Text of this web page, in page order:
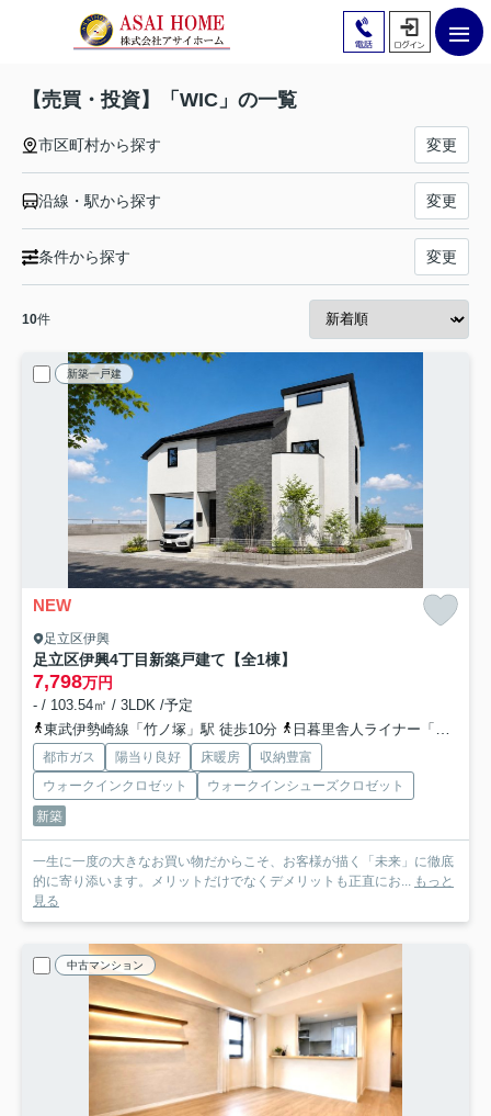
【売買・投資】「WIC」の一覧
市区町村から探す 変更
沿線・駅から探す 変更
条件から探す 変更
10件
新築一戸建
NEW
足立区伊興
足立区伊興4丁目新築戸建て【全1棟】
7,798万円
- / 103.54㎡ / 3LDK /予定
東武伊勢崎線「竹ノ塚」駅 徒歩10分
日暮里舎人ライナー「舎人公園」駅 徒歩18分
都市ガス 陽当り良好 床暖房
収納豊富
ウォークインクロゼット
ウォークインシューズクロゼット
新築
一生に一度の大きなお買い物だからこそ、お客様が描く「未来」に徹底
的に寄り添います。メリットだけでなくデメリットも正直にお... もっと
見る
中古マンション